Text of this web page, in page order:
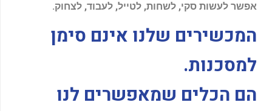
אפשר לעשות סקי, לשחות, לטייל, לעבוד, לצחוק.
המכשירים שלנו אינם סימן
למסכנות.
הם הכלים שמאפשרים לנו